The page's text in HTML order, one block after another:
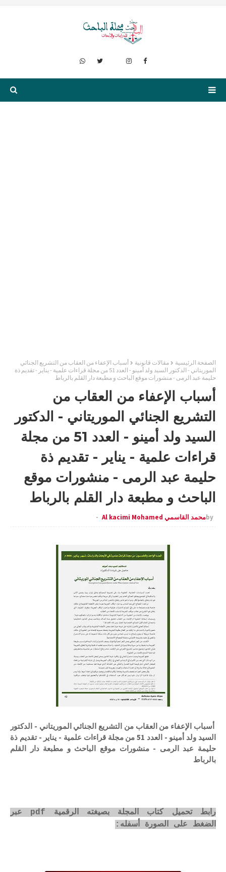
الصفحة الرئيسية مقالات قانونية
أسباب الإعفاء من العقاب من التشريع الجنائي
الموريتاني - الدكتور السيد ولد أمينو - العدد 51 من مجلة قراءات علمية - يناير - تقديم ذة
حليمة عبد الرمى - منشورات موقع الباحث و مطبعة دار القلم بالرباط
أسباب الإعفاء من العقاب من
التشريع الجنائي الموريتاني - الدكتور
السيد ولد أمينو - العدد 51 من مجلة
قراءات علمية - يناير - تقديم ذة
حليمة عبد الرمى - منشورات موقع
الباحث و مطبعة دار القلم بالرباط
byمحمد القاسمي Al kacimi Mohamed
أسباب الإعفاء من العقاب من التشريع الجنائي الموريتاني - الدكتور
السيد ولد أمينو - العدد 51 من مجلة قراءات علمية - يناير - تقديم ذة
حليمة عبد الرمى - منشورات موقع الباحث و مطبعة دار القلم
بالرباط
رابط تحميل كتاب المجلة بصيغته الرقمية pdf عبر
الضغط على الصورة أسفله: